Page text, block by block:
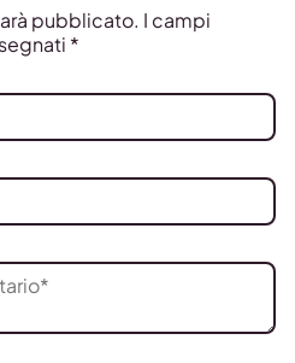
pubblicato. I campi
*